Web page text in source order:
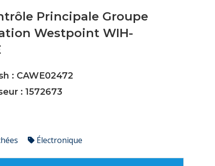
Principale Groupe
Westpoint WIH-
: CAWE02472
: 1572673
Électronique